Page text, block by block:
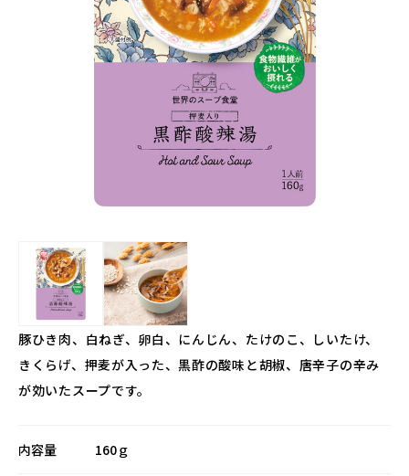
豚ひき肉、白ねぎ、卵白、にんじん、たけのこ、しいたけ、
きくらげ、押麦が入った、黒酢の酸味と胡椒、唐辛子の辛み
が効いたスープです。
内容量 160ｇ